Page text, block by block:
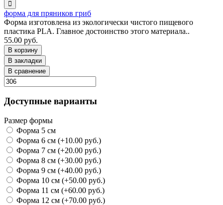
форма для пряников гриб
Форма изготовлена из экологически чистого пищевого
пластика PLA. Главное достоинство этого материала..
55.00 руб.
В корзину
В закладки
В сравнение
Доступные варианты
Размер формы
Форма 5 см
Форма 6 см (+10.00 руб.)
Форма 7 см (+20.00 руб.)
Форма 8 см (+30.00 руб.)
Форма 9 см (+40.00 руб.)
Форма 10 см (+50.00 руб.)
Форма 11 см (+60.00 руб.)
Форма 12 см (+70.00 руб.)